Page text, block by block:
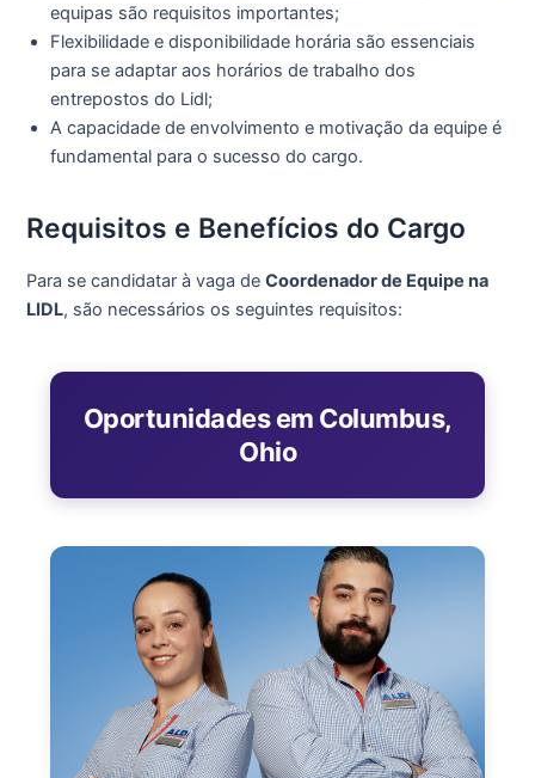
equipas são requisitos importantes;
Flexibilidade e disponibilidade horária são essenciais
para se adaptar aos horários de trabalho dos
entrepostos do Lidl;
A capacidade de envolvimento e motivação da equipe é
fundamental para o sucesso do cargo.
Requisitos e Benefícios do Cargo
Para se candidatar à vaga deCoordenador de Equipe na
LIDL, são necessários os seguintes requisitos:
Oportunidades em Columbus,
Ohio